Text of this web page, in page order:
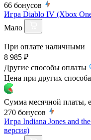
66 бонусов
Игра Diablo IV (Xbox
Мало
При оплате наличными
8 985 ₽
Другие способы оплаты
Цена при других
Сумма месячной платы,
270 бонусов
Игра Indiana Jones and
версия)